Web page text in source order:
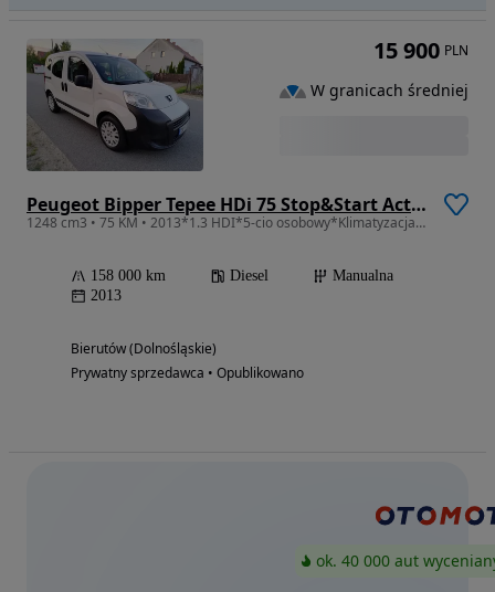
Peugeot Bipper Tepee HDi 75 Stop&Start Active
1248 cm3 • 75 KM • 2013*1.3 HDI*5-cio osobowy*Klimatyzacja*USB*Parktronic*HAK
158 000 km Diesel
Manualna
2013
Bierutów (Dolnośląskie)
Prywatny sprzedawca • Opublikowano
15 900 PLN
W granicach średniej
ok. 40 000 aut